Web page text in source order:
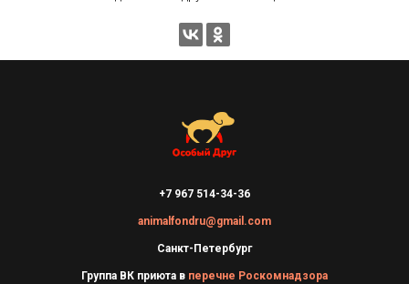
+7 967 514-34-36
animalfondru@gmail.com
Санкт-Петербург
Группа ВК приюта в перечне Роскомнадзора